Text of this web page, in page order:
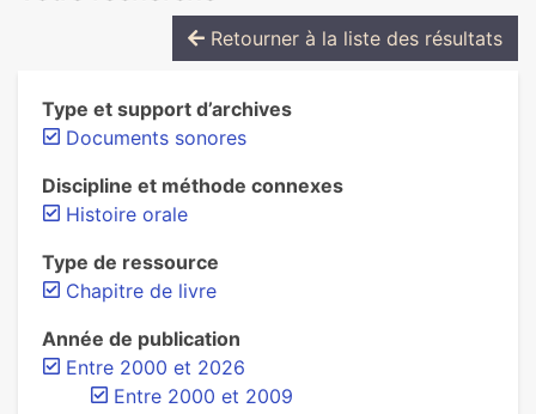
Retourner à la liste des résultats
Type et support d’archives
Documents sonores
Discipline et méthode connexes
Histoire orale
Type de ressource
Chapitre de livre
Année de publication
Entre 2000 et 2026
Entre 2000 et 2009